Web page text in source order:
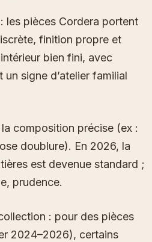
les pièces Cordera portent
finition propre et
bien fini, avec
signe d’atelier familial
composition précise (ex :
doublure). En 2026, la
est devenue standard ;
prudence.
: pour des pièces
2024–2026), certains